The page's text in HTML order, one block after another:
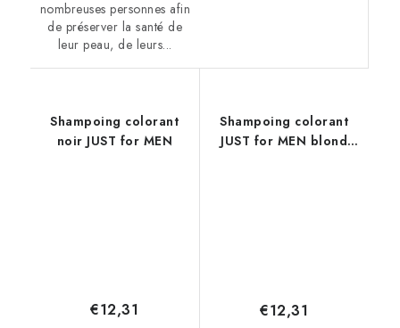
nombreuses personnes afin
de préserver la santé de
leur peau, de leurs...
Shampoing colorant
noir JUST for MEN
€12,31
Shampoing colorant
JUST for MEN blond
€12,31